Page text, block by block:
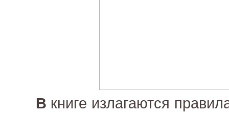
В книге излагаются